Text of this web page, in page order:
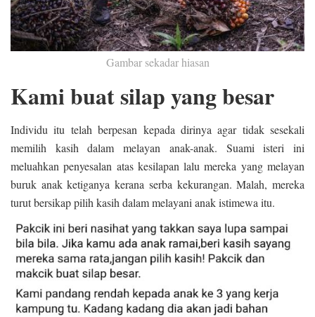
Gambar sekadar hiasan
Kami buat silap yang besar
Individu itu telah berpesan kepada dirinya agar tidak sesekali
memilih kasih dalam melayan anak-anak. Suami isteri ini
meluahkan penyesalan atas kesilapan lalu mereka yang melayan
buruk anak ketiganya kerana serba kekurangan. Malah, mereka
turut bersikap pilih kasih dalam melayani anak istimewa itu.